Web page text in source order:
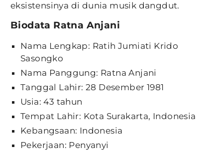
eksistensinya di dunia musik dangdut.
Biodata Ratna Anjani
Nama Lengkap: Ratih Jumiati Krido
Sasongko
Nama Panggung: Ratna Anjani
Tanggal Lahir: 28 Desember 1981
Usia: 43 tahun
Tempat Lahir: Kota Surakarta, Indonesia
Kebangsaan: Indonesia
Pekerjaan: Penyanyi